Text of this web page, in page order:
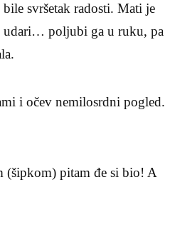
svršetak radosti. Mati je
udari… poljubi ga u ruku, pa
i očev nemilosrdni pogled.
(šipkom) pitam đe si bio! A